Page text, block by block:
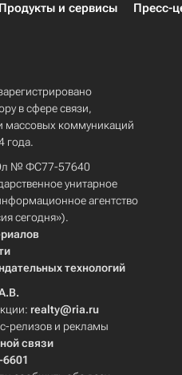
Продукты и сервисы Пресс-
в сфере связи,
массовых коммуникаций
года.
Эл № ФС77-57640
унитарное
агентство
сегодня»).
технологий
realty@ria.ru
релизов и рекламы
связи
6601